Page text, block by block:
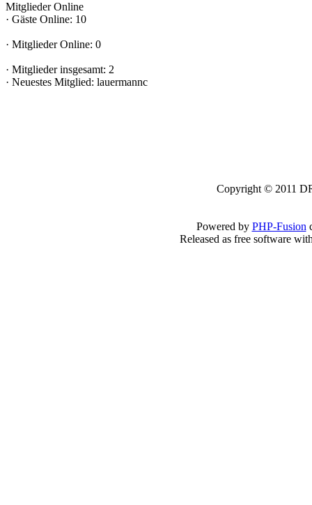
Mitglieder Online
· Gäste Online: 10
· Mitglieder Online: 0
· Mitglieder insgesamt: 2
· Neuestes Mitglied: lauermannc
Copyright © 2011
Powered by PHP-Fusion
Released as free software